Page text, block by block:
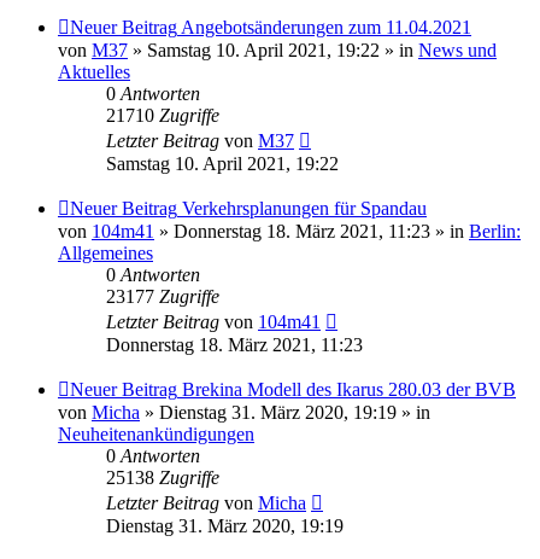
Neuer BeitragAngebotsänderungen zum 11.04.2021
von M37 » Samstag 10. April 2021, 19:22 » in News und
Aktuelles
0Antworten
21710 Zugriffe
Letzter Beitrag von M37
Samstag 10. April 2021, 19:22
Neuer Beitrag Verkehrsplanungen für Spandau
von 104m41 » Donnerstag 18. März 2021, 11:23 » in Berlin:
Allgemeines
0Antworten
23177 Zugriffe
Letzter Beitrag von 104m41
Donnerstag 18. März 2021, 11:23
Neuer Beitrag Brekina Modell des Ikarus 280.03 der BVB
von Micha » Dienstag 31. März 2020, 19:19 » in
Neuheitenankündigungen
0Antworten
25138 Zugriffe
Letzter Beitrag von Micha
Dienstag 31. März 2020, 19:19